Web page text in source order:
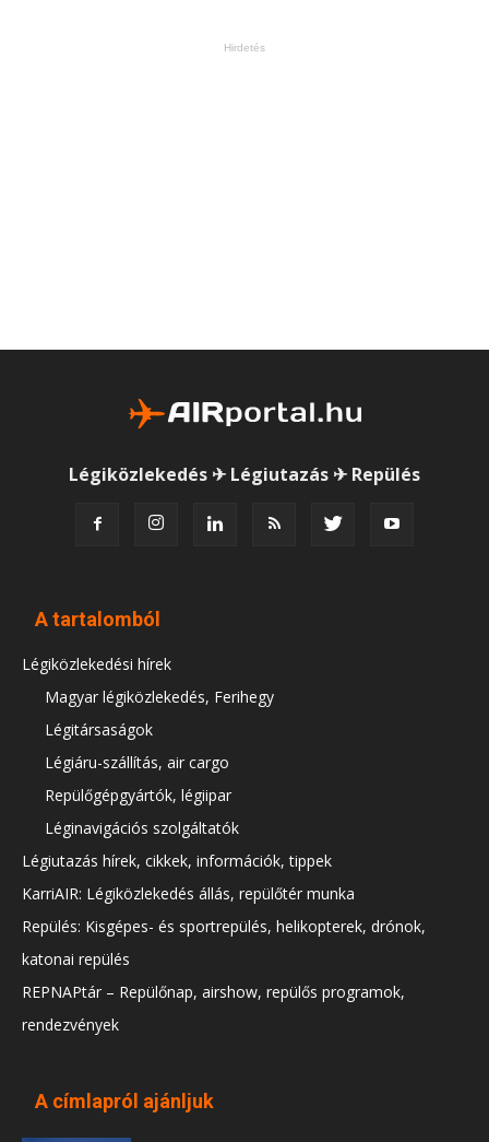
Hirdetés
Légiközlekedés ✈ Légiutazás ✈ Repülés
A tartalomból
Légiközlekedési hírek
Magyar légiközlekedés, Ferihegy
Légitársaságok
Légiáru-szállítás, air cargo
Repülőgépgyártók, légiipar
Léginavigációs szolgáltatók
Légiutazás hírek, cikkek, információk, tippek
KarriAIR: Légiközlekedés állás, repülőtér munka
Repülés: Kisgépes- és sportrepülés, helikopterek, drónok,
katonai repülés
REPNAPtár – Repülőnap, airshow, repülős programok,
rendezvények
A címlapról ajánljuk